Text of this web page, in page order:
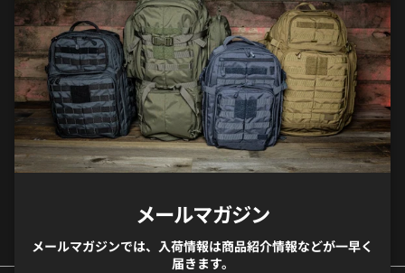
メールマガジンでは、入荷や商品紹介のお知らせ等
が一早く届きます。
サブスクリプションする
メールマガジン
メールマガジンでは、入荷情報は商品紹介情報などが一早く
届きます。